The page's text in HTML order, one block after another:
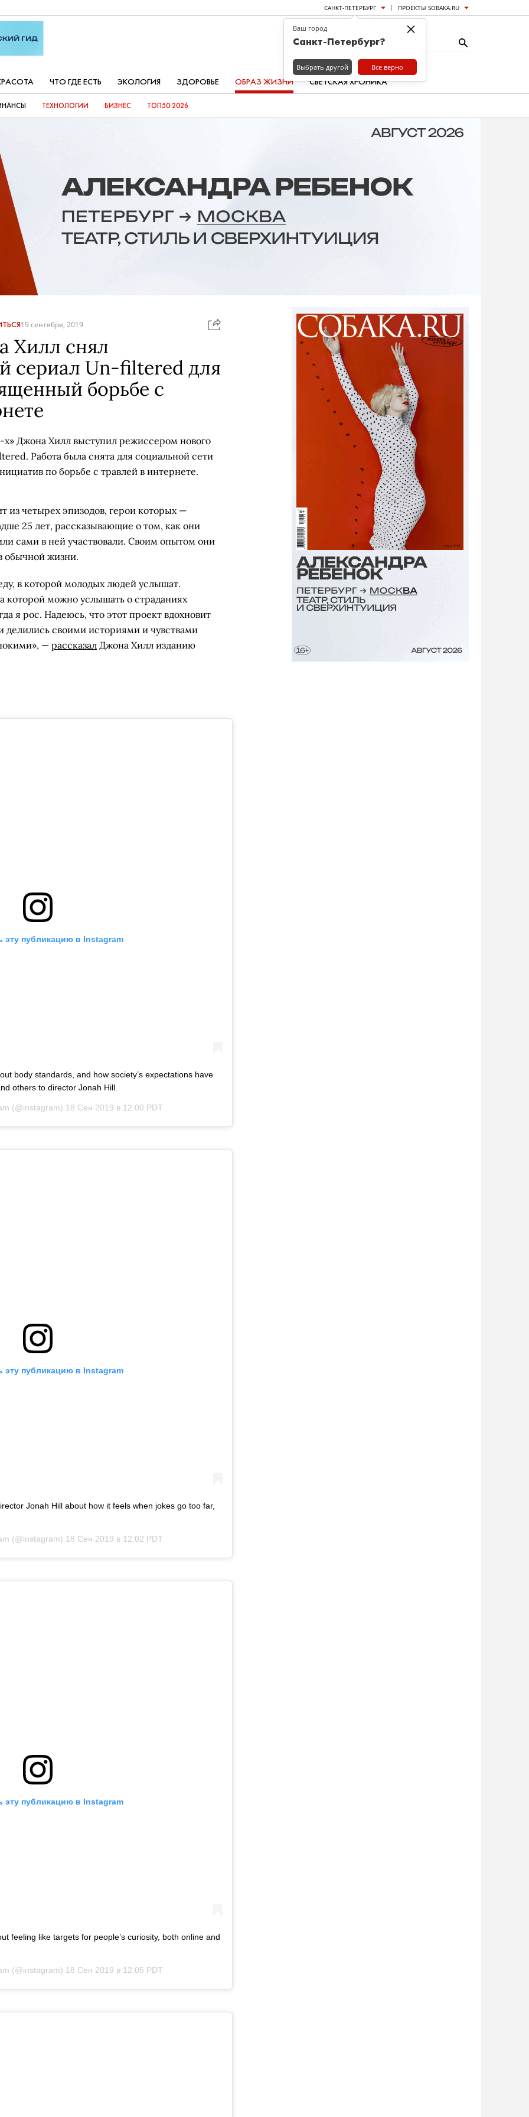
САНКТ-ПЕТЕРБУРГ ПРОЕКТЫ SOBAKA.RU
ЧТО ГДЕ ЕСТЬ ЭКОЛОГИЯ ЗДОРОВЬЕ ОБРАЗ ЖИЗНИ СВЕТСКАЯ ХРОНИКА
ТЕХНОЛОГИИ БИЗНЕС ТОП50 2026
19 сентября, 2019
Хилл снял
сериал Un-filtered для
борьбе с
Джона Хилл выступил режиссером нового
Работа была снята для социальной сети
по борьбе с травлей в интернете.
из четырех эпизодов, герои которых —
25 лет, рассказывающие о том, как они
сами в ней участвовали. Своим опытом они
обычной жизни.
в которой молодых людей услышат.
которой можно услышать о страданиях
я рос. Надеюсь, что этот проект вдохновит
делились своими историями и чувствами
— рассказал Джона Хилл изданию
эту публикацию в Instagram
body standards, and how society’s expectations have
others to director Jonah Hill.
(@instagram) 18 Сен 2019 в 12:00 PDT
эту публикацию в Instagram
Jonah Hill about how it feels when jokes go too far,
(@instagram) 18 Сен 2019 в 12:02 PDT
эту публикацию в Instagram
feeling like targets for people’s curiosity, both online and
(@instagram) 18 Сен 2019 в 12:05 PDT
×
Ваш город
Санкт-Петербург?
Выбрать другой Все верно